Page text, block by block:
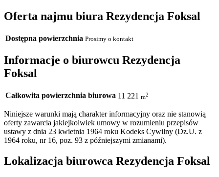
Oferta najmu biura Rezydencja Foksal
Dostępna powierzchnia Prosimy o kontakt
Informacje o biurowcu Rezydencja
Foksal
Całkowita powierzchnia biurowa 11 221 m2
Niniejsze warunki mają charakter informacyjny oraz nie stanowią
oferty zawarcia jakiejkolwiek umowy w rozumieniu przepisów
ustawy z dnia 23 kwietnia 1964 roku Kodeks Cywilny (Dz.U. z
1964 roku, nr 16, poz. 93 z późniejszymi zmianami).
Lokalizacja biurowca Rezydencja Foksal